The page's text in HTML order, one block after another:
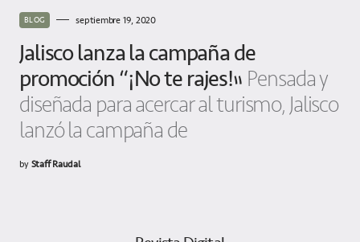
BLOG septiembre 19, 2020
Jalisco lanza la campaña de
promoción “¡No te rajes!” Pensada y
diseñada para acercar al turismo, Jalisco
lanzó la campaña de
byStaff Raudal